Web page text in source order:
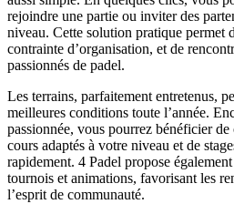
rejoindre une partie ou inviter des
niveau. Cette solution pratique permet
contrainte d’organisation, et de
passionnés de padel.
Les terrains, parfaitement entretenus,
meilleures conditions toute l’année.
passionnée, vous pourrez bénéficier de
cours adaptés à votre niveau et de
rapidement. 4 Padel propose
tournois et animations, favorisant les
l’esprit de communauté.